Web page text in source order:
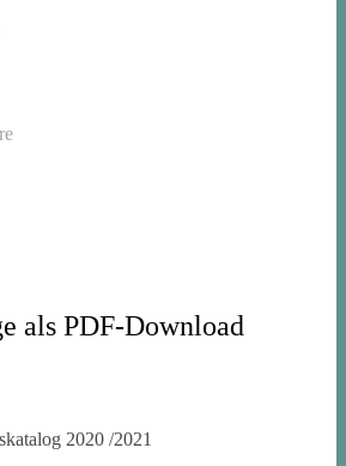
als PDF-Download
2020 /2021